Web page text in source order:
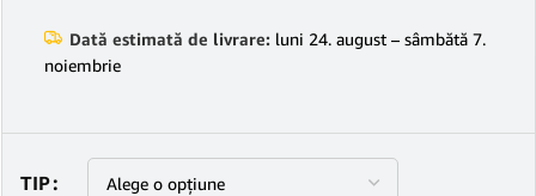
Dată estimată de livrare: luni 24. august – sâmbătă 7.
noiembrie
TIP